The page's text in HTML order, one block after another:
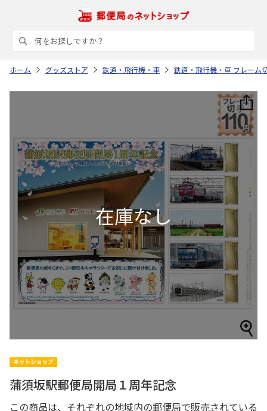
ホーム グッズストア 鉄道・飛行機・車 鉄道・飛行機・車 フレーム
蒲須坂駅郵便局開局１周年記念
この商品は、それぞれの地域内の郵便局で販売されている